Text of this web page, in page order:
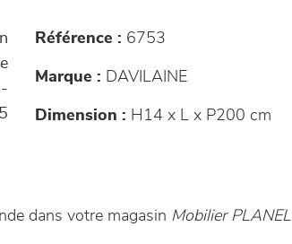
Référence : 6753
Marque : DAVILAINE
Dimension : H14 x L x P200 cm
dans votre magasin Mobilier PLANEL